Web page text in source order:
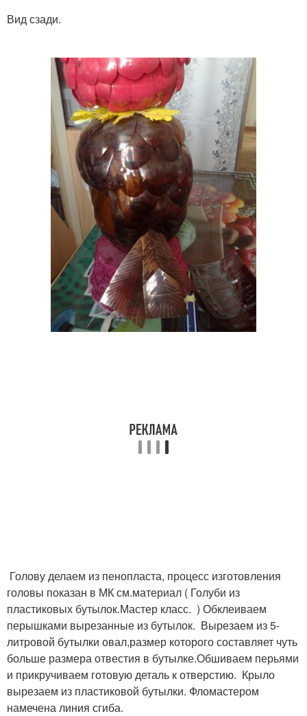
Вид сзади.
Голову делаем из пенопласта, процесс изготовления
головы показан в МК см.материал ( Голуби из
пластиковых бутылок.Мастер класс. ) Обклеиваем
перышками вырезанные из бутылок. Вырезаем из 5-
литровой бутылки овал,размер которого составляет чуть
больше размера отвестия в бутылке.Обшиваем перьями
и прикручиваем готовую деталь к отверстию. Крыло
вырезаем из пластиковой бутылки. Фломастером
намечена линия сгиба.